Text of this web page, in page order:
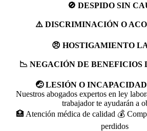
🚫 DESPIDO SIN
⚠️ DISCRIMINACIÓN O
😠 HOSTIGAMIENTO
📉 NEGACIÓN DE BENEFICIOS
🤕 LESIÓN O
Nuestros abogados expertos en ley
trabajador te ayudarán a
🏥 Atención médica de calidad 💰
perdidos